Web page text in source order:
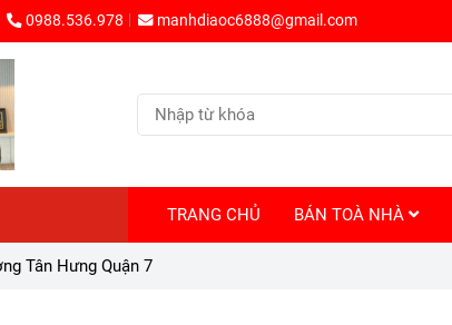
0988.536.978 manhdiaoc6888@gmail.com
TRANG CHỦ BÁN TOÀ NHÀ
Tân Hưng Quận 7